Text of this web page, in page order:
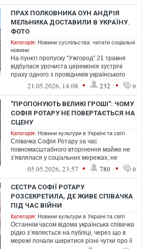
ПРАХ ПОЛКОВНИКА ОУН АНДРІЯ
МЕЛЬНИКА ДОСТАВИЛИ В УКРАЇНУ.
ФОТО
Категорія: Новини суспільства: читати соціальні
новини
На пункті пропуску “Ужгород” 21 травня
відбулася урочиста церемонія зустрічі
праху одного з провідників українського
визвольного руху Андрія Мельника ...
21.05.2026, 14:08 • 232 • 0
"ПРОПОНУЮТЬ ВЕЛИКІ ГРОШІ": ЧОМУ
СОФІЯ РОТАРУ НЕ ПОВЕРТАЄТЬСЯ НА
СЦЕНУ
Категорія: Новини культури в Україні та світі
Співачка Софія Ротару за час
повномасштабного вторгнення майже не
з'являлася у соціальних мережах, не
виходила на публіку й взагалі не давала
05.05.2026, 23:57 • 780 • 0
СЕСТРА СОФІЇ РОТАРУ
РОЗСЕКРЕТИЛА, ДЕ ЖИВЕ СПІВАЧКА
ПІД ЧАС ВІЙНИ
Категорія: Новини культури в Україні та світі
Останнім часом відома українська співачка
рідко з’являється на публіці, через що в
мережі почали ширитися різні чутки про її